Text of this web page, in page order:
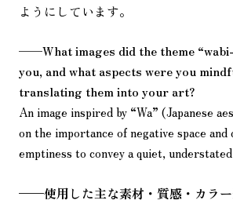
ようにしています。
——What images did the theme
you, and what aspects were you
translating them into your art?
An image inspired by “Wa” (Japanese
on the importance of negative space and
emptiness to convey a quiet,
——使用した主な素材・質感・カラ